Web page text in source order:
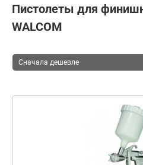
Пистолеты для
WALCOM
Сначала дешевле